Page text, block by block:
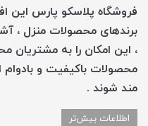
فروشگاه پلاسکو پارس این
برندهای محصولات منزل ،
، این امکان را به مشتریان
محصولات باکیفیت و بادوام
مند شوند .
اطلاعات بیش‌تر